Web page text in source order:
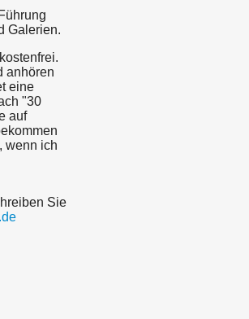
Galerien.
anhören
eine
"30
auf
wenn ich
Sie